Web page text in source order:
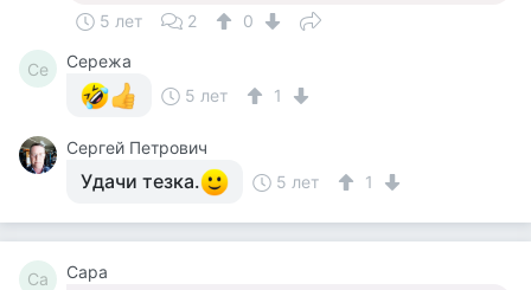
5 лет 2 0
Се
Сережа
5 лет
1
Сергей Петрович
Удачи тезка. 5 лет 1
Са Сара